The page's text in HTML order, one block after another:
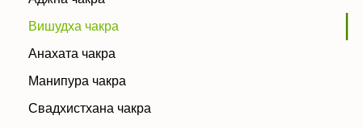
Вишудха чакра
Анахата чакра
Манипура чакра
Свадхистхана чакра